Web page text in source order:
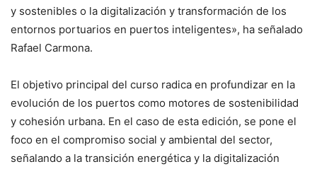
y sostenibles o la digitalización y transformación de los
entornos portuarios en puertos inteligentes», ha señalado
Rafael Carmona.
El objetivo principal del curso radica en profundizar en la
evolución de los puertos como motores de sostenibilidad
y cohesión urbana. En el caso de esta edición, se pone el
foco en el compromiso social y ambiental del sector,
señalando a la transición energética y la digitalización